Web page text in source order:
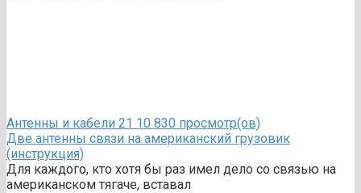
Антенны и кабели 21 10 830 просмотр(ов)
Две антенны связи на американский грузовик
(инструкция)
Для каждого, кто хотя бы раз имел дело со связью на
американском тягаче, вставал